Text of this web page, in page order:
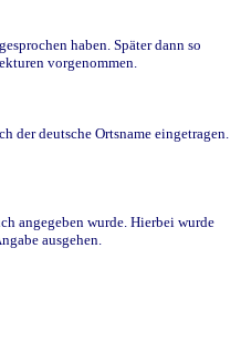
haben. Später dann so
vorgenommen.
der deutsche Ortsname eingetragen.
angegeben wurde. Hierbei wurde
ausgehen.